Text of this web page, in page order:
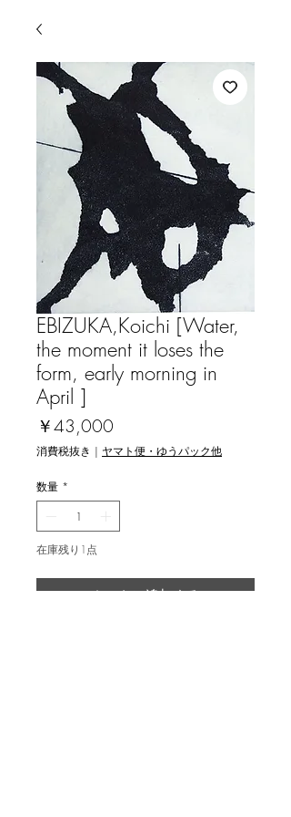
EBIZUKA,Koichi [Water,
the moment it loses the
form, early morning in
April ]
￥43,000
格
消費税抜き | ヤマト便・ゆうパック他
数量 *
在庫残り1点
カートに追加する